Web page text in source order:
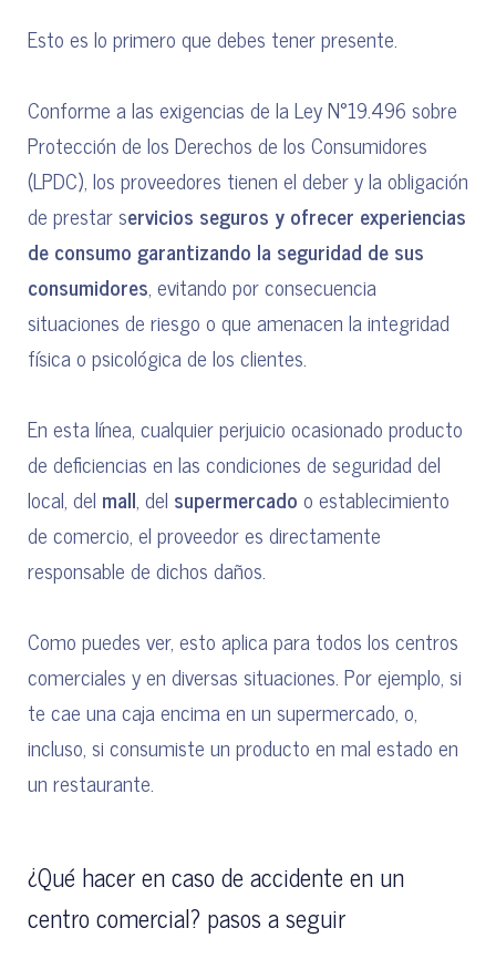
Esto es lo primero que debes tener presente.
Conforme a las exigencias de la Ley N°19.496 sobre
Protección de los Derechos de los Consumidores
(LPDC), los proveedores tienen el deber y la obligación
de prestar servicios seguros y ofrecer experiencias
de consumo garantizando la seguridad de sus
consumidores, evitando por consecuencia
situaciones de riesgo o que amenacen la integridad
física o psicológica de los clientes.
En esta línea, cualquier perjuicio ocasionado producto
de deficiencias en las condiciones de seguridad del
local, del mall, del supermercadoo establecimiento
de comercio, el proveedor es directamente
responsable de dichos daños.
Como puedes ver, esto aplica para todos los centros
comerciales y en diversas situaciones. Por ejemplo, si
te cae una caja encima en un supermercado, o,
incluso, si consumiste un producto en mal estado en
un restaurante.
¿Qué hacer en caso de accidente en un
centro comercial? pasos a seguir